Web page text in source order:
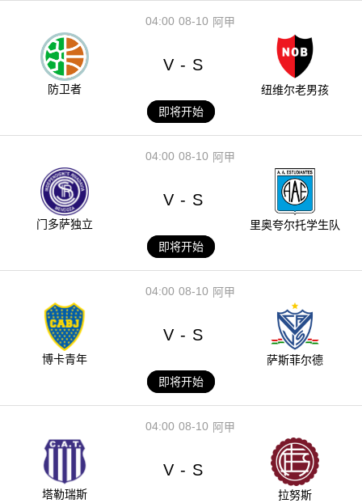
08-10
04:00 阿甲
防卫者
V - S
纽维尔老男孩
即将开始
08-10
04:00 阿甲
门多萨独立
V - S
里奥夸尔托学生队
即将开始
08-10
04:00 阿甲
博卡青年
V - S
萨斯菲尔德
即将开始
08-10
04:00 阿甲
塔勒瑞斯
V - S
拉努斯